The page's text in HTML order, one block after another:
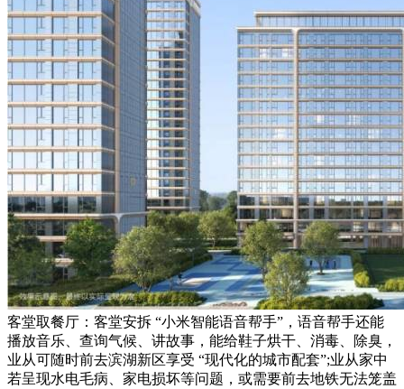
客堂取餐厅：客堂安拆 “小米智能语音帮手”，语音帮手还能
播放音乐、查询气候、讲故事，能给鞋子烘干、消毒、除臭，
业从可随时前去滨湖新区享受 “现代化的城市配套”;业从家中
若呈现水电毛病、家电损坏等问题，或需要前去地铁无法笼盖